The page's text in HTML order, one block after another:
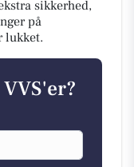
sikkerhed,
på
lukket.